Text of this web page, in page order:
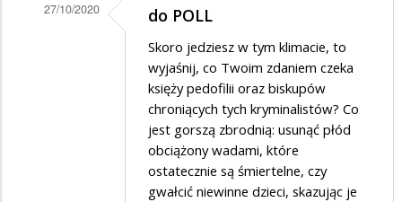
27/10/2020 do POLL
Skoro jedziesz w tym klimacie, to
wyjaśnij, co Twoim zdaniem czeka
księży pedofilii oraz biskupów
chroniących tych kryminalistów? Co
jest gorszą zbrodnią: usunąć płód
obciążony wadami, które
ostatecznie są śmiertelne, czy
gwałcić niewinne dzieci, skazując je